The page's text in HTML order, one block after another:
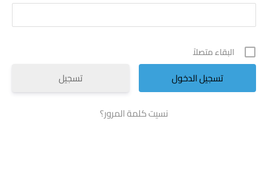
البقاء متصلاً
تسجيل
نسيت كلمة المرور؟